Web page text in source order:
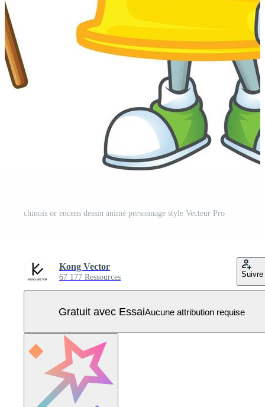
chinois or encens dessin animé personnage style Vecteur Pro
Kong Vector
67 177 Ressources Suivre
Gratuit avec EssaiAucune attribution requise